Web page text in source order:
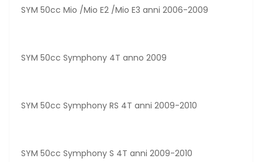
SYM 50cc Mio /Mio E2 /Mio E3 anni 2006-2009
SYM 50cc Symphony 4T anno 2009
SYM 50cc Symphony RS 4T anni 2009-2010
SYM 50cc Symphony S 4T anni 2009-2010